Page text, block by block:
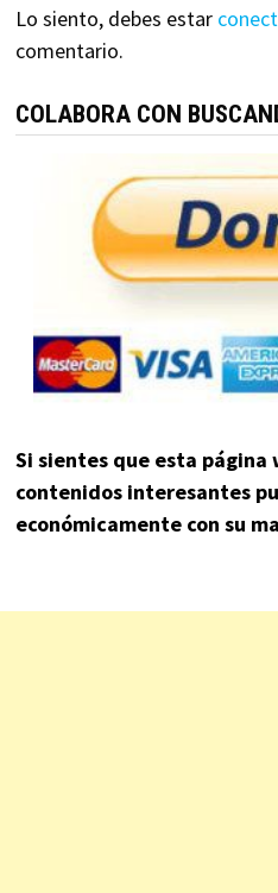
Lo siento, debes estar
comentario.
COLABORA CON
Si sientes que esta
contenidos interesantes
económicamente con su